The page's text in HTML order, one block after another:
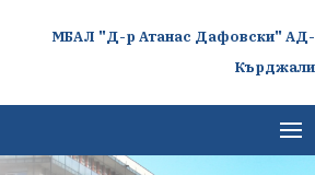
МБАЛ "Д-р Атанас Дафовски" АД-
Кърджали